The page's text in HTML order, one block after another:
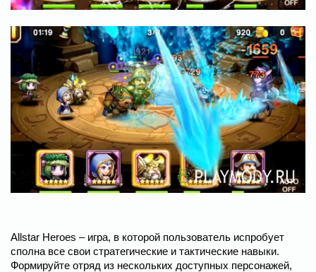
Allstar Heroes – игра, в которой пользователь испробует
сполна все свои стратегические и тактические навыки.
Формируйте отряд из нескольких доступных персонажей,